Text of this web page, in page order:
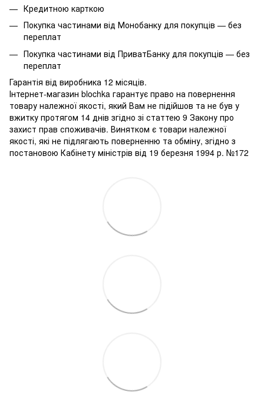
Кредитною карткою
Покупка частинами від Монобанку для покупців — без
переплат
Покупка частинами від ПриватБанку для покупців — без
переплат
Гарантія від виробника 12 місяців.
Інтернет-магазин blochka гарантує право на повернення
товару належної якості, який Вам не підійшов та не був у
вжитку протягом 14 днів згідно зі статтею 9 Закону про
захист прав споживачів. Винятком є ​​товари належної
якості, які не підлягають поверненню та обміну, згідно з
постановою Кабінету міністрів від 19 березня 1994 р. №172